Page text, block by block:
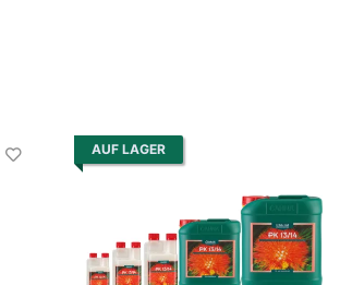
AUF LAGER